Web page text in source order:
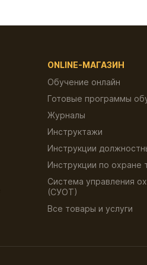
ONLINE-МАГАЗИН
Обучение онлайн
Готовые программы
Журналы
Инструктажи
Инструкции
Инструкции по охране
Система управления
(СУОТ)
Все товары и услуги